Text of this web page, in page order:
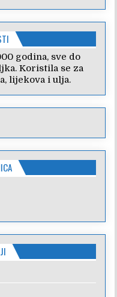
godina, sve do
Koristila se za
lijekova i ulja.